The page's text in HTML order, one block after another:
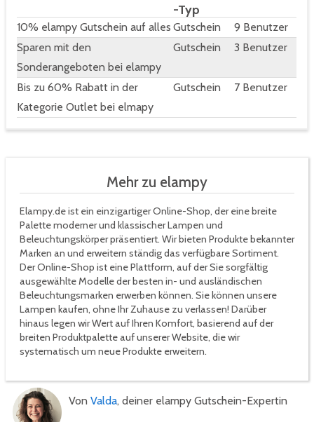
-Typ
10% elampy Gutschein auf alles Gutschein
9 Benutzer
Sparen mit den
Sonderangeboten bei elampy
Gutschein 3 Benutzer
Bis zu 60% Rabatt in der
Kategorie Outlet bei elmapy
Gutschein 7 Benutzer
Mehr zu elampy
Elampy.de ist ein einzigartiger Online-Shop, der eine breite
Palette moderner und klassischer Lampen und
Beleuchtungskörper präsentiert. Wir bieten Produkte bekannter
Marken an und erweitern ständig das verfügbare Sortiment.
Der Online-Shop ist eine Plattform, auf der Sie sorgfältig
ausgewählte Modelle der besten in- und ausländischen
Beleuchtungsmarken erwerben können. Sie können unsere
Lampen kaufen, ohne Ihr Zuhause zu verlassen! Darüber
hinaus legen wir Wert auf Ihren Komfort, basierend auf der
breiten Produktpalette auf unserer Website, die wir
systematisch um neue Produkte erweitern.
Von Valda, deiner elampy Gutschein-Expertin